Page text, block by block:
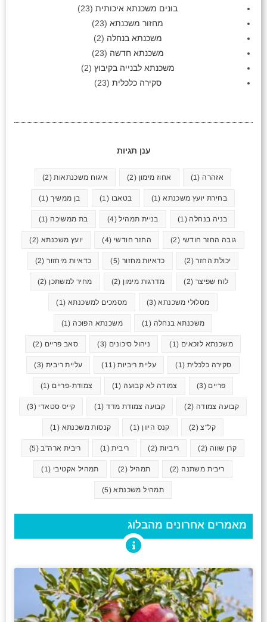
בונים משכנתא איכותית (23)
מחזור משכנתא (23)
משכנתא בנחלה (2)
משכנתא חדשה (23)
משכנתא לבנייה בקיבוץ (2)
סקירה כלכלית (23)
ענן תגיות
אזהרה (1) אחוז מימון (2) איגוח משכנתאות(2)
בחירת יועץ משכנתא(1) בטאבו (1) בן ממשיך (1)
בניה בנחלה (1) בניית תמהיל(4) בת ממשיכה (1)
גובה החזר חודשי (2) החזר חודשי (4) יועץ משכנתא (2)
יכולת החזר(2) כדאיות מחזור (5) כדאיות מיחזור(2)
לוח שפיצר (2) מדרגות מימון (2) מחיר למשתכן (2)
מסלולי משכנתא(3) מסמכים למשכנתא(1)
משכנתא בנחלה (1) משכנתא הפוכה (1)
משכנתא לזכאים (1) ניהול סיכונים (3) סאב פריים (2)
סקירה כלכלית (1) עליית ריביות(11) עליית ריבית (3)
פריים (3) צמודה לא קבועה (1) צמודת-פריים (1)
קבועה צמודה (2) קבועה צמודת מדד(1) קייס סטאדי (3)
קל"צ(2) קנס היוון (1) קנסות משכנתא (1)
קרן שווה (2) ריביות(2) ריבית(1) ריבית ארה"ב(5)
ריבית משתנה (2) תמהיל (2) תמהיל אקטיבי (1)
תמהיל משכנתא(5)
מאמרים אחרונים מהבלוג